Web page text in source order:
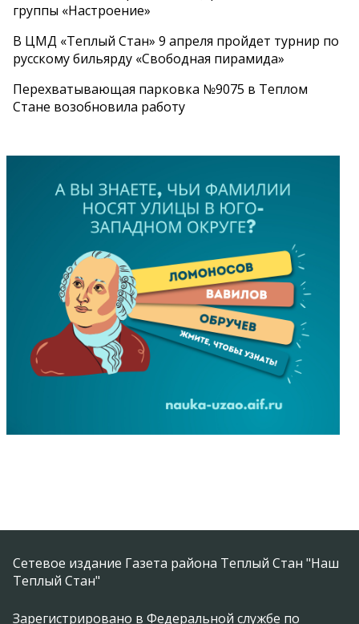
группы «Настроение»
В ЦМД «Теплый Стан» 9 апреля пройдет турнир по
русскому бильярду «Свободная пирамида»
Перехватывающая парковка №9075 в Теплом
Стане возобновила работу
Сетевое издание Газета района Теплый Стан "Наш
Теплый Стан"
Зарегистрировано в Федеральной службе по